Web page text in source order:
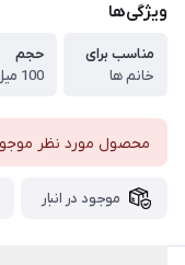
ویژگی‌ها
مناسب برای
خانم ها
حجم
100 میل
محصول مورد نظر
موجود در انبار